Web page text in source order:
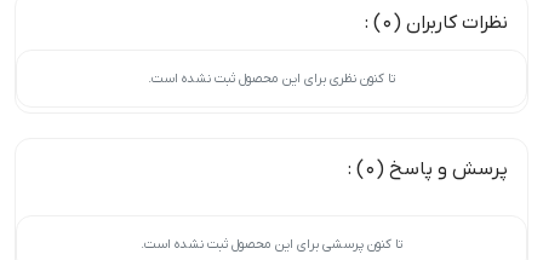
نظرات کاربران (0) :
تا کنون نظری برای این محصول ثبت نشده است.
پرسش و پاسخ (0) :
تا کنون پرسشی برای این محصول ثبت نشده است.